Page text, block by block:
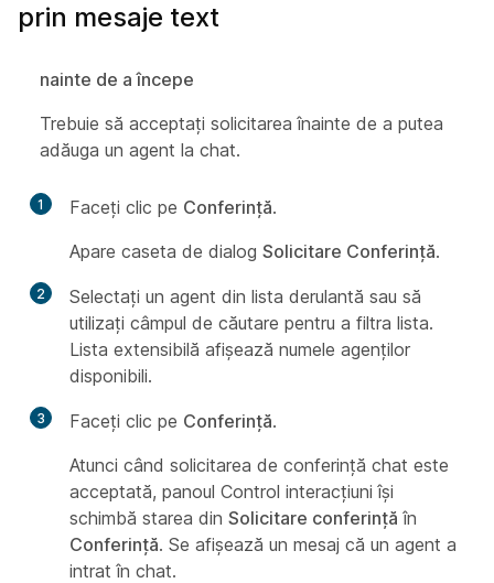
prin mesaje text
nainte de a începe
Trebuie să acceptați solicitarea înainte de a putea
adăuga un agent la chat.
1 Faceți clic pe Conferință.
Apare caseta de dialog Solicitare Conferință.
2
Selectați un agent din lista derulantă sau să
utilizați câmpul de căutare pentru a filtra lista.
Lista extensibilă afișează numele agenților
disponibili.
3 Faceți clic pe Conferință.
Atunci când solicitarea de conferință chat este
acceptată, panoul Control interacțiuni își
schimbă starea din Solicitare conferință în
Conferință. Se afișează un mesaj că un agent a
intrat în chat.